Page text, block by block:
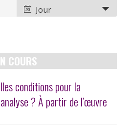
de
évènement
Jour
COURS
conditions pour la
? À partir de l’œuvre